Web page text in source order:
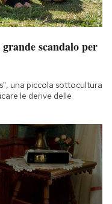
scandalo per
una piccola sottocultura
le derive delle